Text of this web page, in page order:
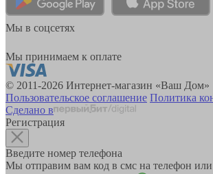
Мы в соцсетях
Мы принимаем к оплате
© 2011-2026 Интернет-магазин «Ваш Дом»
Пользовательское соглашение Политика
Сделано в
Регистрация
Введите номер телефона
Мы отправим вам код в смс на телефон